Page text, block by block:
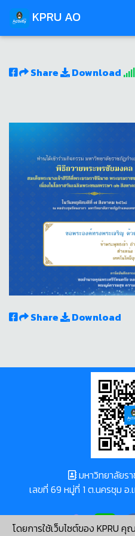
KPRU AO
Share Download
Share
Download
โดยการใช้เว็บไซต์ของ KPRU
มหาวิทยาลัยร
เลขที่ 69 หมู่ที่ 1 ต.นครชุม